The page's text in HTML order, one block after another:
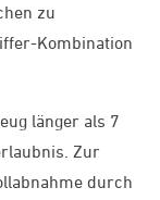
zu
Kombination
länger als 7
Zur
durch